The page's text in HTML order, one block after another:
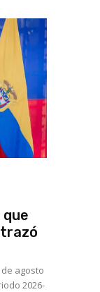
agosto
2026-